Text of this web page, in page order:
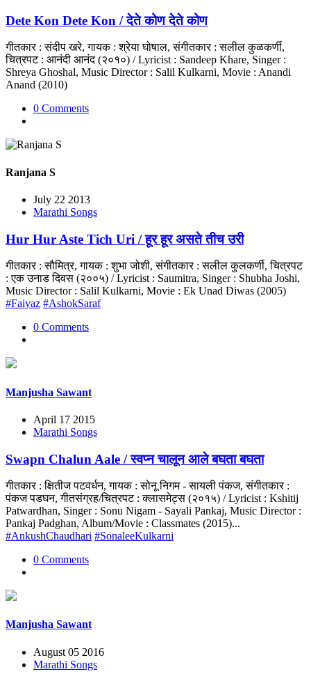
Dete Kon Dete Kon / देते कोण देते कोण
गीतकार : संदीप खरे, गायक : श्रेया घोषाल, संगीतकार : सलील कुळकर्णी,
चित्रपट : आनंदी आनंद (२०१०) / Lyricist : Sandeep Khare, Singer :
Shreya Ghoshal, Music Director : Salil Kulkarni, Movie : Anandi
Anand (2010)
0 Comments
Ranjana S
July 22 2013
Marathi Songs
Hur Hur Aste Tich Uri / हूर हूर असते तीच उरी
गीतकार : सौमित्र, गायक : शुभा जोशी, संगीतकार : सलील कुलकर्णी, चित्रपट
: एक उनाड दिवस (२००५) / Lyricist : Saumitra, Singer : Shubha Joshi,
Music Director : Salil Kulkarni, Movie : Ek Unad Diwas (2005)
#Faiyaz #AshokSaraf
0 Comments
Manjusha Sawant
April 17 2015
Marathi Songs
Swapn Chalun Aale / स्वप्न चालून आले बघता बघता
गीतकार : क्षितीज पटवर्धन, गायक : सोनू निगम - सायली पंकज, संगीतकार :
पंकज पडघन, गीतसंग्रह/चित्रपट : क्लासमेट्स (२०१५) / Lyricist : Kshitij
Patwardhan, Singer : Sonu Nigam - Sayali Pankaj, Music Director :
Pankaj Padghan, Album/Movie : Classmates (2015)...
#AnkushChaudhari #SonaleeKulkarni
0 Comments
Manjusha Sawant
August 05 2016
Marathi Songs